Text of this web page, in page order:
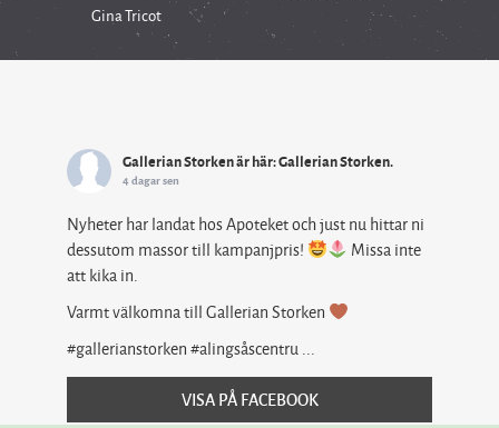
Gina Tricot
Gallerian Storkenär här: Gallerian Storken.
4 dagar sen
Nyheter har landat hos Apoteket och just nu hittar ni
dessutom massor till kampanjpris!
Missa inte
att kika in.
Varmt välkomna till Gallerian Storken
#gallerianstorken #alingsåscentru...
VISA PÅ FACEBOOK